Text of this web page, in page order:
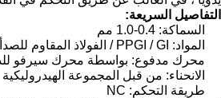
التفاصيل السريعة:
السماكة: 0.4-1.0 مم
المواد: PPGI / GI / الفولاذ المقاوم للصدأ / سبائك النحاس ، 245-550Mpa
محرك مدفوع: بواسطة محرك سيرفو
الانحناء: من قبل المجموعة الهيدروليكية
طريقة التحكم: NC